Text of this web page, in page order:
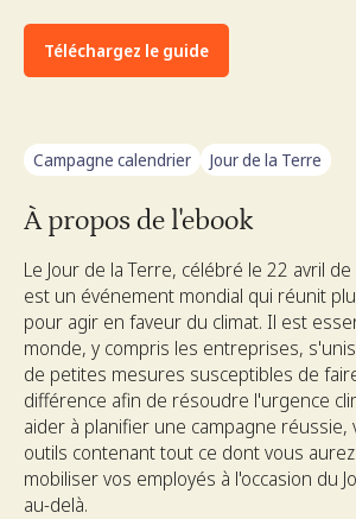
Téléchargez le guide
Campagne calendrier Jour de la Terre
À propos de l'ebook
Le Jour de la Terre, célébré le 22 avril
est un événement mondial qui réunit
pour agir en faveur du climat. Il est
monde, y compris les entreprises,
de petites mesures susceptibles de
différence afin de résoudre l'urgence
aider à planifier une campagne réussie,
outils contenant tout ce dont vous
mobiliser vos employés à l'occasion du
au-delà.